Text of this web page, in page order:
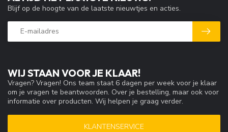
WIJ STAAN VOOR JE KLAAR!
Vragen? Vragen! Ons team staat 6 dagen per week voor je klaar
om je vragen te beantwoorden. Over je bestelling, maar ook voor
informatie over producten. Wij helpen je graag verder.
KLANTENSERVICE
Blijf op de hoogte van de laatste nieuwtjes en acties.